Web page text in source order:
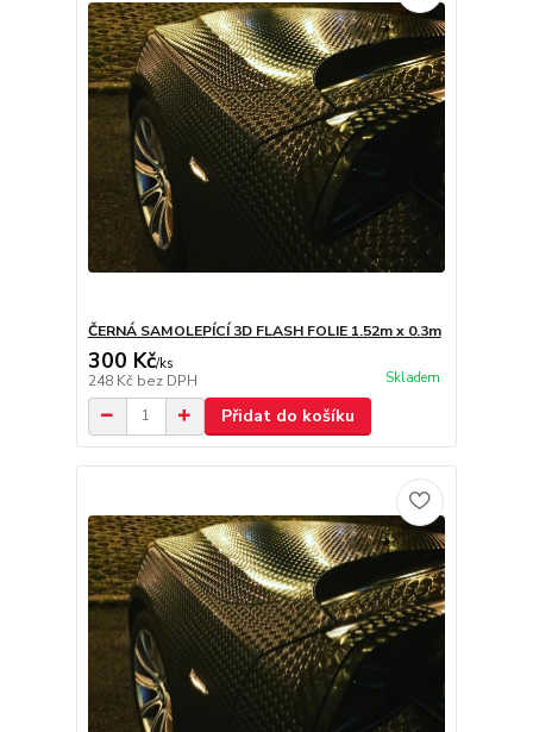
ČERNÁ SAMOLEPÍCÍ 3D FLASH FOLIE 1.52m x 0.3m
300 Kč/ks
248 Kč bez DPH Skladem
Přidat do košíku